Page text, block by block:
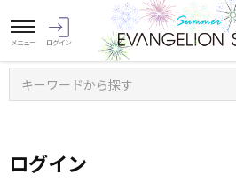
キーワードから探す
ログイン